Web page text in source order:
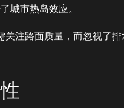
城市热岛效应。
关注路面质量，而忽视了